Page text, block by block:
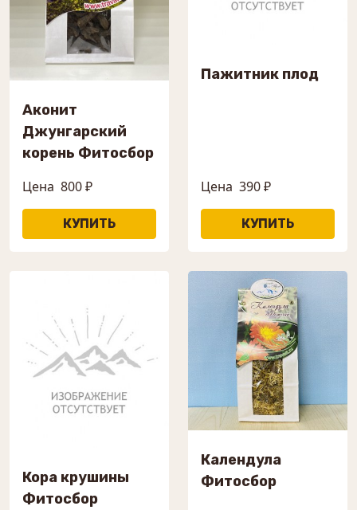
Аконит
Джунгарский
корень Фитосбор
Цена 800 ₽
Пажитник плод
Цена 390 ₽
Кора крушины
Фитосбор
Календула
Фитосбор